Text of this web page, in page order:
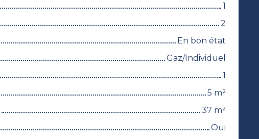
1
2
En bon état
Gaz/Individuel
1
5 m²
37 m²
Oui